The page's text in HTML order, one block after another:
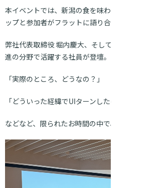
本イベントでは、新潟の食を味わいながら
ップと参加者がフラットに語り合うキャリ
弊社代表取締役 堀内慶大、そして新潟県にI
進の分野で活躍する社員が登壇。
「実際のところ、どうなの？」
「どういった経緯でUIターンしたの？」
などなど、限られたお時間の中で、交流さ